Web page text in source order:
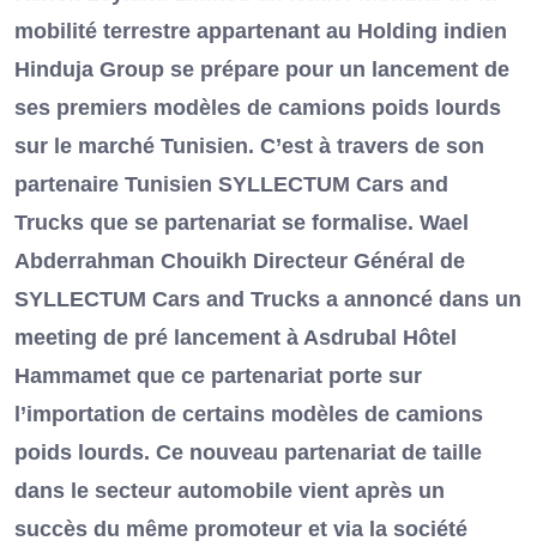
mobilité terrestre appartenant au Holding indien
Hinduja Group se prépare pour un lancement de
ses premiers modèles de camions poids lourds
sur le marché Tunisien. C’est à travers de son
partenaire Tunisien SYLLECTUM Cars and
Trucks que se partenariat se formalise. Wael
Abderrahman Chouikh Directeur Général de
SYLLECTUM Cars and Trucks a annoncé dans un
meeting de pré lancement à Asdrubal Hôtel
Hammamet que ce partenariat porte sur
l’importation de certains modèles de camions
poids lourds. Ce nouveau partenariat de taille
dans le secteur automobile vient après un
succès du même promoteur et via la société